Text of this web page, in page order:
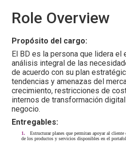
Role Overview
Propósito del cargo:
El BD es la persona que lidera el
análisis integral de las
de acuerdo con su plan
tendencias y amenazas del
crecimiento, restricciones de
internos de transformación
negocio.
Entregables:
Estructurar planes que permitan apoyar al
de los productos y servicios disponibles en el